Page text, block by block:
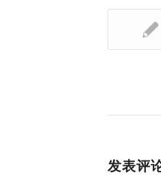
发表评